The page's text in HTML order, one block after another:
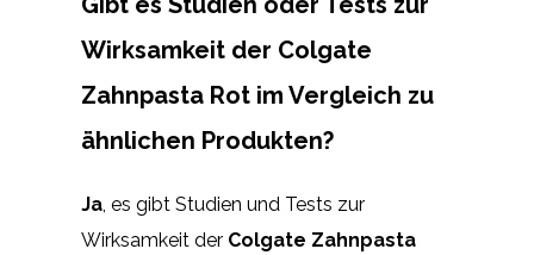
Wirksamkeit der Colgate
Zahnpasta Rot im Vergleich zu
ähnlichen Produkten?
Ja, es gibt Studien und Tests zur
Wirksamkeit der Colgate Zahnpasta